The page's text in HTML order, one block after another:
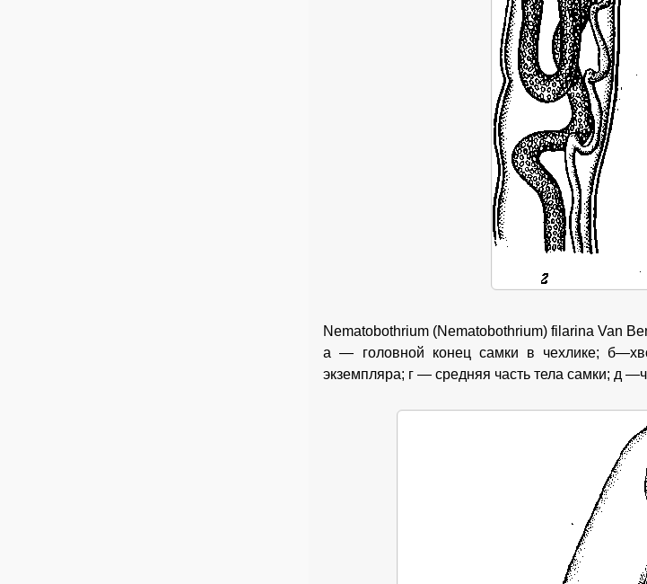
Nematobothrium (Nematobothrium) filarina Van
a — головной конец самки в чехлике;
экземпляра; г — средняя часть тела самки; д